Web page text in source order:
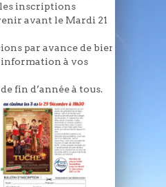
inscriptions
avant le Mardi 21
par avance de bien
à vos
fin d’année à tous.